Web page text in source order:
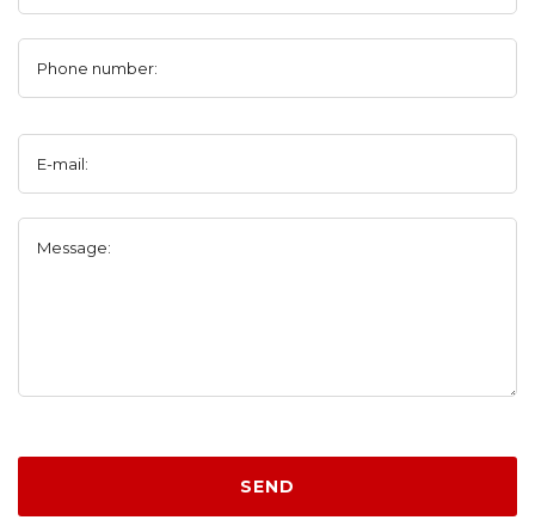
Phone number:
E-mail:
Message:
SEND